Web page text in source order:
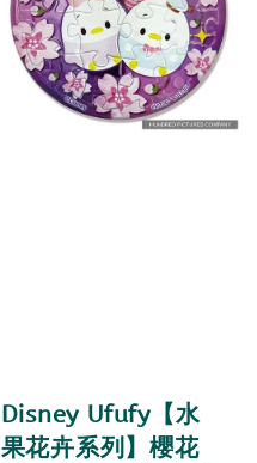
Disney Ufufy【水
果花卉系列】櫻花